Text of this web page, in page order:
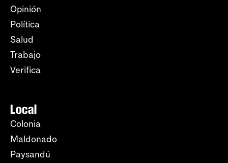
Opinión
Política
Salud
Trabajo
Verifica
Local
Colonia
Maldonado
Paysandú